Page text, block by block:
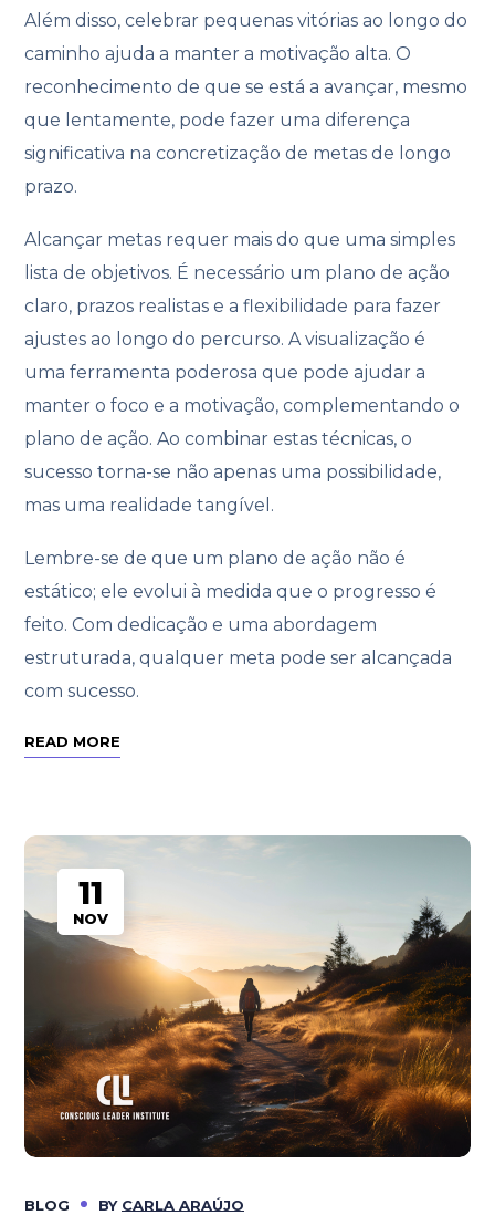
Além disso, celebrar pequenas vitórias ao longo do
caminho ajuda a manter a motivação alta. O
reconhecimento de que se está a avançar, mesmo
que lentamente, pode fazer uma diferença
significativa na concretização de metas de longo
prazo.
Alcançar metas requer mais do que uma simples
lista de objetivos. É necessário um plano de ação
claro, prazos realistas e a flexibilidade para fazer
ajustes ao longo do percurso. A visualização é
uma ferramenta poderosa que pode ajudar a
manter o foco e a motivação, complementando o
plano de ação. Ao combinar estas técnicas, o
sucesso torna-se não apenas uma possibilidade,
mas uma realidade tangível.
Lembre-se de que um plano de ação não é
estático; ele evolui à medida que o progresso é
feito. Com dedicação e uma abordagem
estruturada, qualquer meta pode ser alcançada
com sucesso.
READ MORE
11
NOV
BLOG BY CARLA ARAÚJO